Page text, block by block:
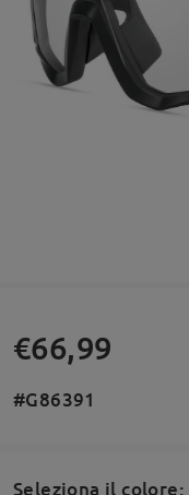
€66,99
#G86391
Seleziona il colore: